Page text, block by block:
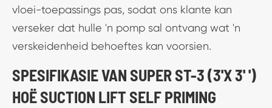
vloei-toepassings pas, sodat ons klante kan
verseker dat hulle 'n pomp sal ontvang wat 'n
verskeidenheid behoeftes kan voorsien.
SPESIFIKASIE VAN SUPER ST-3 (3'X 3' ')
HOË SUCTION LIFT SELF PRIMING